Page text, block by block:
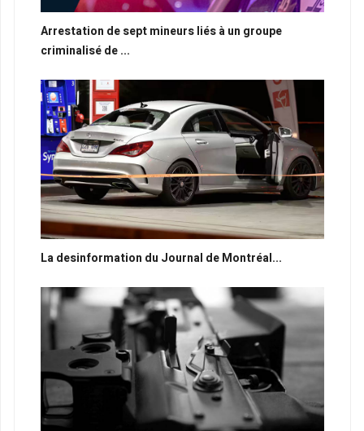
Arrestation de sept mineurs liés à un groupe
criminalisé de ...
La desinformation du Journal de Montréal...